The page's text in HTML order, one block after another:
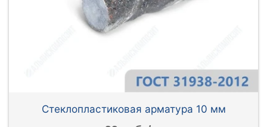
Стеклопластиковая арматура 10 мм